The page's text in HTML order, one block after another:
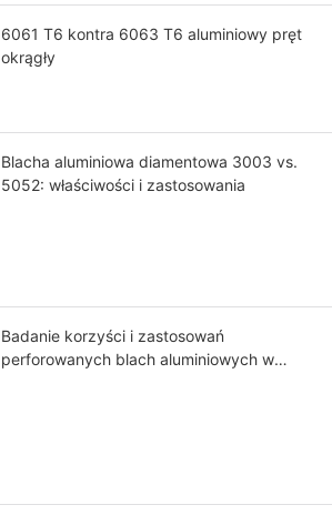
6061 T6 kontra 6063 T6 aluminiowy pręt
okrągły
Blacha aluminiowa diamentowa 3003 vs.
5052: właściwości i zastosowania
Badanie korzyści i zastosowań
perforowanych blach aluminiowych w